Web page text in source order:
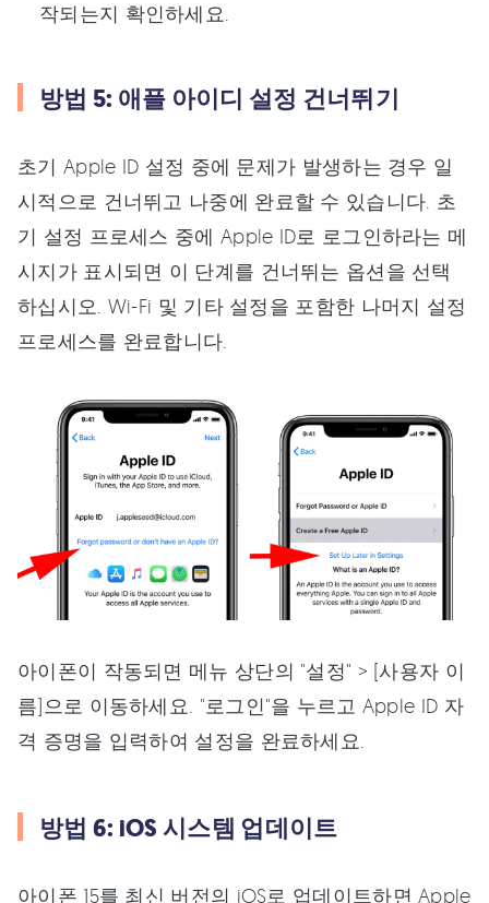
작되는지 확인하세요.
방법 5: 애플 아이디 설정 건너뛰기
초기 Apple ID 설정 중에 문제가 발생하는 경우 일
시적으로 건너뛰고 나중에 완료할 수 있습니다. 초
기 설정 프로세스 중에 Apple ID로 로그인하라는 메
시지가 표시되면 이 단계를 건너뛰는 옵션을 선택
하십시오. Wi-Fi 및 기타 설정을 포함한 나머지 설정
프로세스를 완료합니다.
아이폰이 작동되면 메뉴 상단의 "설정" > [사용자 이
름]으로 이동하세요. "로그인"을 누르고 Apple ID 자
격 증명을 입력하여 설정을 완료하세요.
방법 6: iOS 시스템 업데이트
아이폰 15를 최신 버전의 iOS로 업데이트하면 Apple